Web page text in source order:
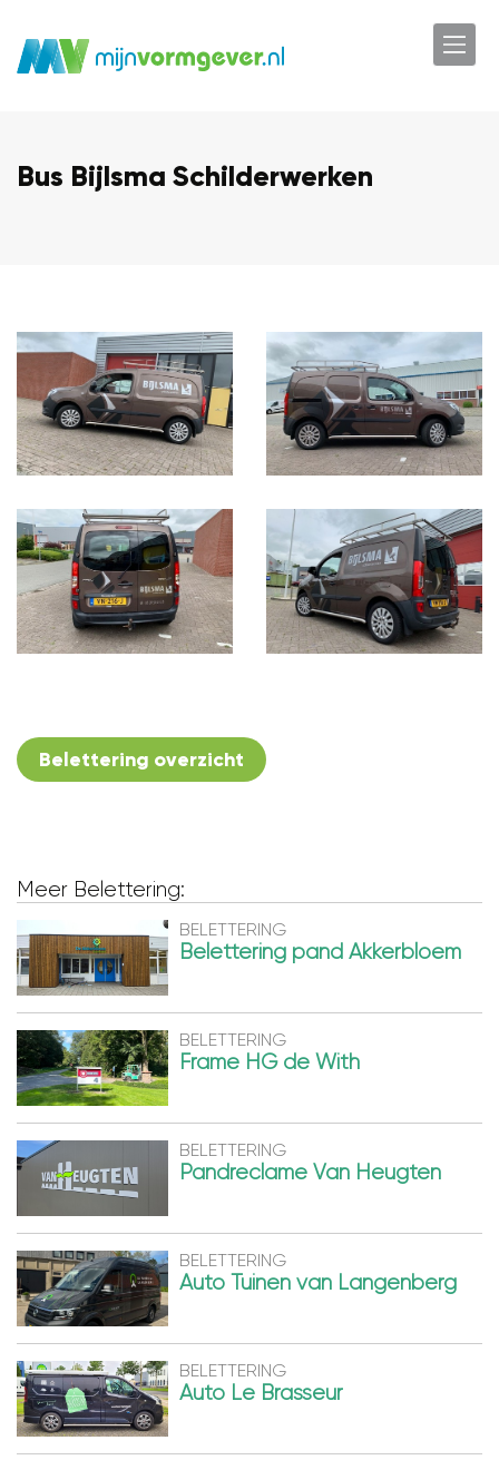
Bus Bijlsma Schilderwerken
Belettering overzicht
Meer Belettering:
BELETTERING
Belettering pand Akkerbloem
BELETTERING
Frame HG de With
BELETTERING
Pandreclame Van Heugten
BELETTERING
Auto Tuinen van Langenberg
BELETTERING
Auto Le Brasseur